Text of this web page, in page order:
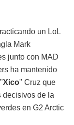
un LoL
Mark
junto con MAD
ha mantenido
Xico" Cruz que
decisivos de la
en G2 Arctic